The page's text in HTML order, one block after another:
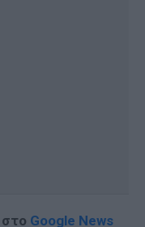
Google News